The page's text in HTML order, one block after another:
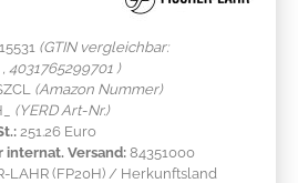
(GTIN vergleichbar:
4031765299701 )
(Amazon Nummer)
(YERD Art-Nr.)
251.26 Euro
internat. Versand:84351000
LAHR(FP20H) / Herkunftsland